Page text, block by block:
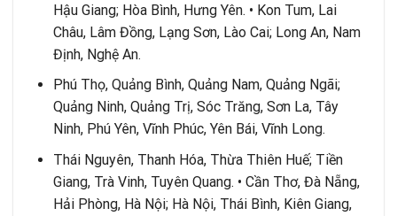
Hậu Giang; Hòa Bình, Hưng Yên. • Kon Tum, Lai
Châu, Lâm Đồng, Lạng Sơn, Lào Cai; Long An, Nam
Định, Nghệ An.
Phú Thọ, Quảng Bình, Quảng Nam, Quảng Ngãi;
Quảng Ninh, Quảng Trị, Sóc Trăng, Sơn La, Tây
Ninh, Phú Yên, Vĩnh Phúc, Yên Bái, Vĩnh Long.
Thái Nguyên, Thanh Hóa, Thừa Thiên Huế; Tiền
Giang, Trà Vinh, Tuyên Quang. • Cần Thơ, Đà Nẵng,
Hải Phòng, Hà Nội; Hà Nội, Thái Bình, Kiên Giang,